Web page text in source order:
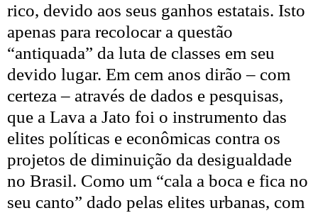
rico, devido aos seus ganhos estatais. Isto
apenas para recolocar a questão
“antiquada” da luta de classes em seu
devido lugar. Em cem anos dirão – com
certeza – através de dados e pesquisas,
que a Lava a Jato foi o instrumento das
elites políticas e econômicas contra os
projetos de diminuição da desigualdade
no Brasil. Como um “cala a boca e fica no
seu canto” dado pelas elites urbanas, com